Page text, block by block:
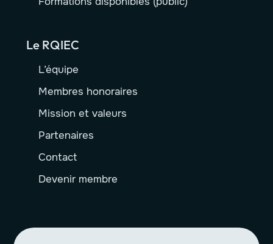
Le RQIEC
L’équipe
Membres honoraires
Mission et valeurs
Partenaires
Contact
Devenir membre